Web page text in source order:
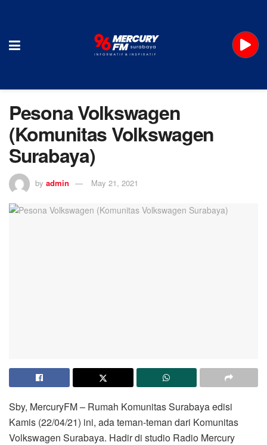
Pesona Volkswagen
(Komunitas Volkswagen
Surabaya)
by admin May 21, 2021
Sby, MercuryFM – Rumah Komunitas Surabaya edisi
Kamis (22/04/21) ini, ada teman-teman dari Komunitas
Volkswagen Surabaya. Hadir di studio Radio Mercury